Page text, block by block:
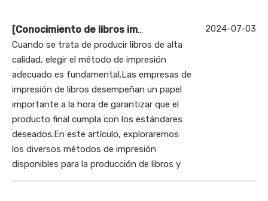
[Conocimiento de libros impresos ¿Cuál es el mejor
Cuando se trata de producir libros de alta
calidad, elegir el método de impresión
adecuado es fundamental.Las empresas de
impresión de libros desempeñan un papel
importante a la hora de garantizar que el
producto final cumpla con los estándares
deseados.En este artículo, exploraremos
los diversos métodos de impresión
disponibles para la producción de libros y
2024-07-03